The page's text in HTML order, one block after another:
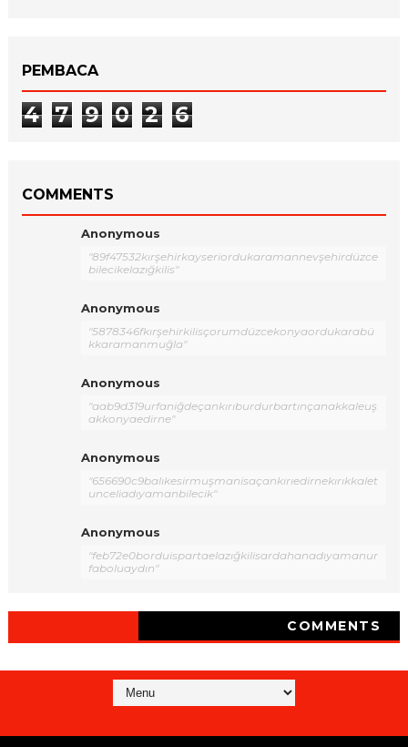
PEMBACA
4 7 9 0 2 6
COMMENTS
Anonymous
"89f47532kırşehirkayseriordukaramannevşehirdüzce
bilecikelazığkilis"
Anonymous
"5878346fkırşehirkilisçorumdüzcekonyaordukarabü
kkaramanmuğla"
Anonymous
"aab9d319urfaniğdeçankırıburdurbartınçanakkaleuş
akkonyaedirne"
Anonymous
"656690c9balıkesirmuşmanisaçankırıedirnekırıkkalet
unceliadıyamanbilecik"
Anonymous
"feb72e0borduispartaelazığkilisardahanadıyamanur
faboluaydın"
COMMENTS